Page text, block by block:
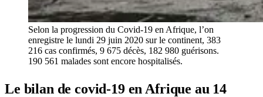
Selon la progression du Covid-19 en Afrique, l’on
enregistre le lundi 29 juin 2020 sur le continent, 383
216 cas confirmés, 9 675 décès, 182 980 guérisons.
190 561 malades sont encore hospitalisés.
Le bilan de covid-19 en Afrique au 14